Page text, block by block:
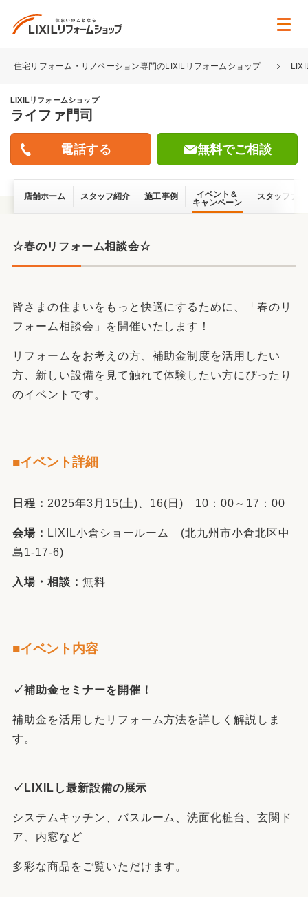
住宅リフォーム・リノベーション専門のLIXILリフォームショップ
LIXILリフォームショップ
ライファ門司
無料でご相談
店舗ホーム スタッフ紹介 施工事例
イベント＆
キャンペーン
スタッフブ
☆春のリフォーム相談会☆
皆さまの住まいをもっと快適にするために、「春のリ
フォーム相談会」を開催いたします！
リフォームをお考えの方、補助金制度を活用したい
方、新しい設備を見て触れて体験したい方にぴったり
のイベントです。
■イベント詳細
日程： 2025年3月15(土)、16(日) 10：00～17：00
会場： LIXIL小倉ショールーム (北九州市小倉北区中
島1-17-6)
入場・相談： 無料
■イベント内容
✓補助金セミナーを開催！
補助金を活用したリフォーム方法を詳しく解説しま
す。
✓LIXILし最新設備の展示
システムキッチン、バスルーム、洗面化粧台、玄関ド
ア、内窓など
多彩な商品をご覧いただけます。